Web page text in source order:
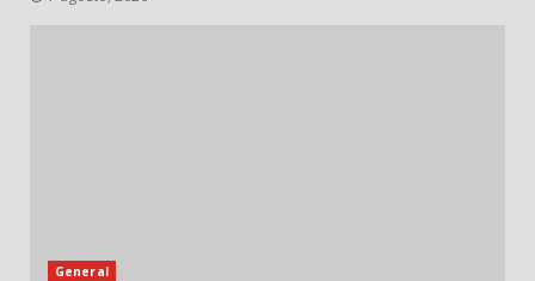
General